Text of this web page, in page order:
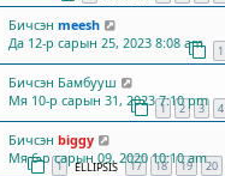
1
Бичсэн meesh
Да 12-р сарын 25, 2023 8:08 am
1 2 3 4
Бичсэн Бамбууш
Мя 10-р сарын 31, 2023 7:10 pm
1 ELLIPSIS 17 18 19 20
Бичсэн biggy
Мя 6-р сарын 09, 2020 10:10 am